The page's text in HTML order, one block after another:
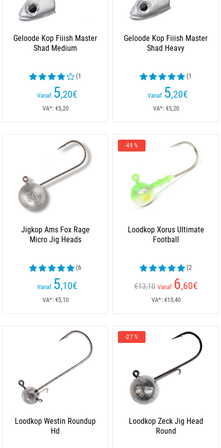
Geloode Kop Fiiish Master
Shad Medium
(1
beoordelingen)
Vanaf 5,20€
VA*: €5,20
Geloode Kop Fiiish Master
Shad Heavy
(1
beoordelingen)
Vanaf 5,20€
VA*: €5,20
Jigkop Ams Fox Rage
Micro Jig Heads
(6
beoordelingen)
Vanaf 5,10€
VA*: €5,10
-49 %
Loodkop Xorus Ultimate
Football
(2
beoordelingen)
€13,10 Vanaf 6,60€
VA*: €13,40
Loodkop Westin Roundup
Hd
-27 %
Loodkop Zeck Jig Head
Round